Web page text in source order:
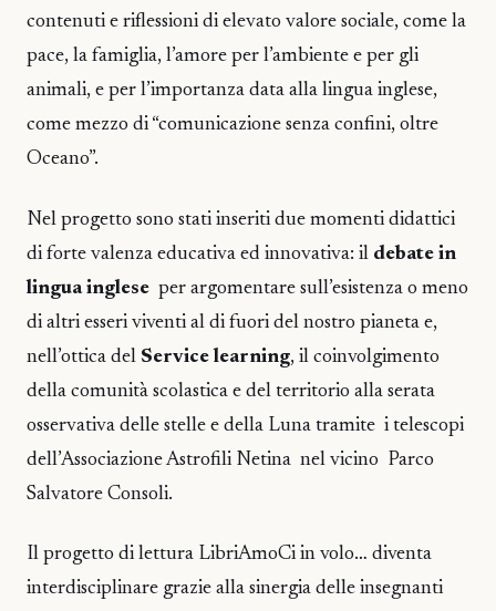
contenuti e riflessioni di elevato valore sociale, come la
pace, la famiglia, l’amore per l’ambiente e per gli
animali, e per l’importanza data alla lingua inglese,
come mezzo di “comunicazione senza confini, oltre
Oceano”.
Nel progetto sono stati inseriti due momenti didattici
di forte valenza educativa ed innovativa: il debate in
lingua inglese per argomentare sull’esistenza o meno
di altri esseri viventi al di fuori del nostro pianeta e,
nell’ottica del Service learning, il coinvolgimento
della comunità scolastica e del territorio alla serata
osservativa delle stelle e della Luna tramite i telescopi
dell’Associazione Astrofili Netina nel vicino Parco
Salvatore Consoli.
Il progetto di lettura LibriAmoCi in volo… diventa
interdisciplinare grazie alla sinergia delle insegnanti